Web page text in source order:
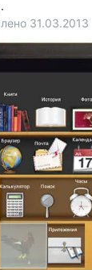
∙
31.03.2013